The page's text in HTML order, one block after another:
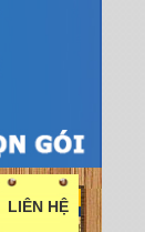
LIÊN HỆ